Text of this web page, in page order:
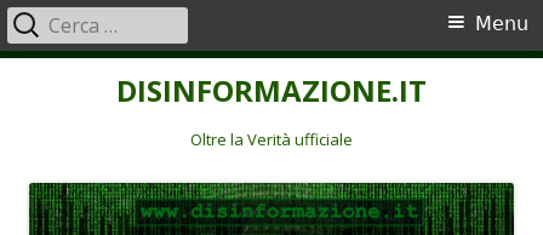
DISINFORMAZIONE.IT
Oltre la Verità ufficiale
Menu
principale
Menu
Ricerca
per: